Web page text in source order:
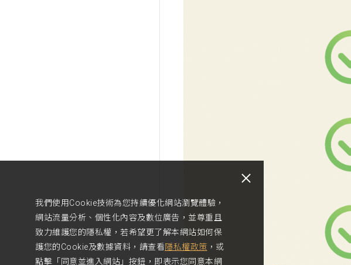
我們使用Cookie技術為您持續優化網站瀏覽體驗，
網站流量分析、個性化內容及數位廣告，並尊重且
致力維護您的隱私權，若希望更了解本網站如何保
護您的Cookie及數據資料，請查看隱私權政策 ，或
點擊「同意並進入網站」按鈕，即表示您同意本網